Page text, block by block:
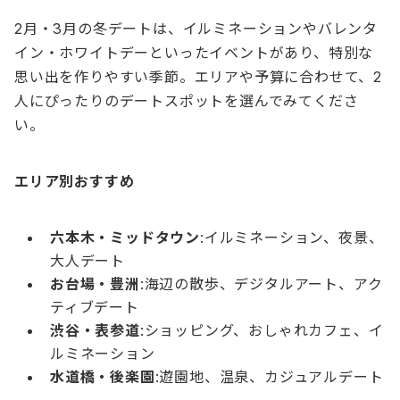
2月・3月の冬デートは、イルミネーションやバレンタ
イン・ホワイトデーといったイベントがあり、特別な
思い出を作りやすい季節。エリアや予算に合わせて、2
人にぴったりのデートスポットを選んでみてくださ
い。
エリア別おすすめ
六本木・ミッドタウン:イルミネーション、夜景、
大人デート
お台場・豊洲 :海辺の散歩、デジタルアート、アク
ティブデート
渋谷・表参道:ショッピング、おしゃれカフェ、イ
ルミネーション
水道橋・後楽園 :遊園地、温泉、カジュアルデート